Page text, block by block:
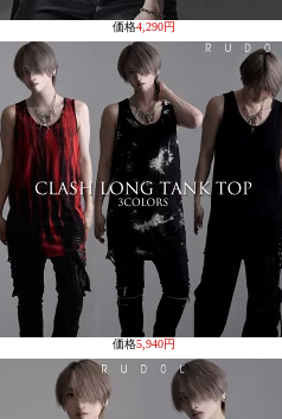
価格4,290円
価格5,940円